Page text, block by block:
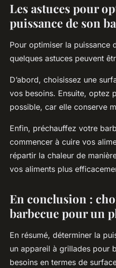
Les astuces pour
puissance de son
Pour optimiser la puissance
quelques astuces peuvent
D’abord, choisissez une
vos besoins. Ensuite, optez
possible, car elle conserve
Enfin, préchauffez votre
commencer à cuire vos
répartir la chaleur de
vos aliments plus
En conclusion :
barbecue pour un
En résumé, déterminer la
un appareil à grillades pour
besoins en termes de